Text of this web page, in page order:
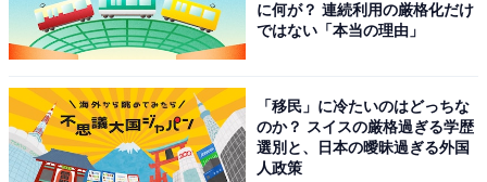
〈テイクアウトメニュー〉
・ロースカツと豚スタミナ焼肉丼弁当 745円（税込）
に何が？ 連続利用の厳格化だけ
ではない「本当の理由」
「移民」に冷たいのはどっちな
のか？ スイスの厳格過ぎる学歴
選別と、日本の曖昧過ぎる外国
人政策